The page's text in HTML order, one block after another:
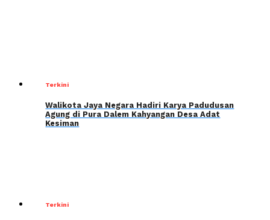
Terkini
Walikota Jaya Negara Hadiri Karya Padudusan
Agung di Pura Dalem Kahyangan Desa Adat
Kesiman
Terkini